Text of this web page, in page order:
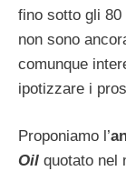
fino sotto gli
non sono
comunque
ipotizzare i
Proponiamo l’
Oil quotato nel